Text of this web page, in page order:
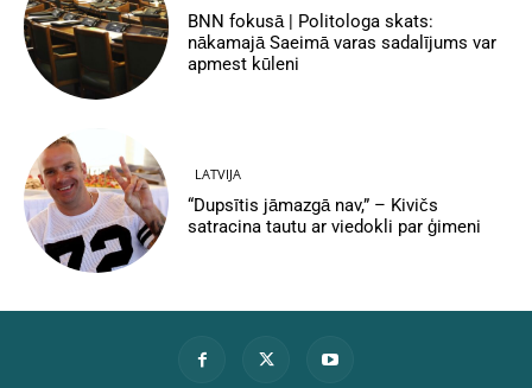
BNN fokusā | Politologa skats:
nākamajā Saeimā varas sadalījums var
apmest kūleni
LATVIJA
“Dupsītis jāmazgā nav,” – Kivičs
satracina tautu ar viedokli par ģimeni